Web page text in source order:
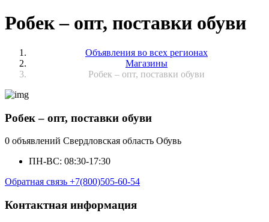
Робек – опт, поставки обуви
Объявления во всех регионах
Магазины
Робек – опт, поставки обуви
Робек – опт, поставки обуви
0 объявлений Свердловская область Обувь
ПН-ВС: 08:30-17:30
Обратная связь +7(800)505-60-54
Контактная информация